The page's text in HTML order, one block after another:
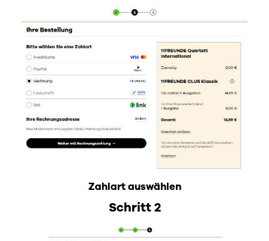
Zahlart auswählen
Schritt 2